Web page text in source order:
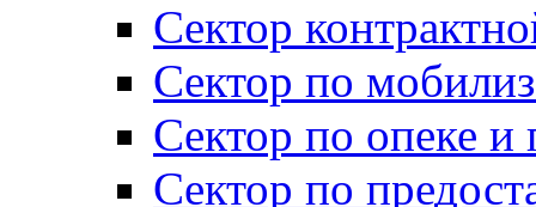
Сектор
Сектор по
Сектор по опеке и
Сектор по